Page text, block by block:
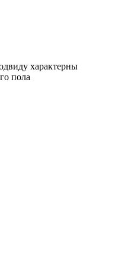
характерны
пола